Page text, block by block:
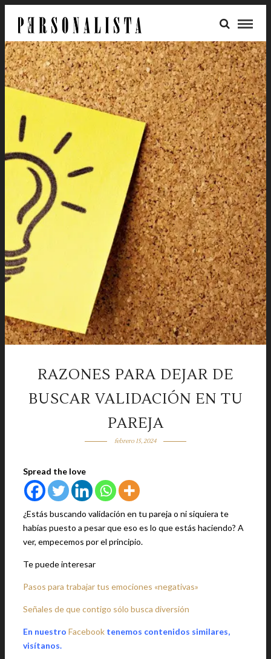
RAZONES PARA DEJAR DE
BUSCAR VALIDACIÓN EN TU
PAREJA
febrero 15, 2024
Spread the love
¿Estás buscando validación en tu pareja o ni siquiera te
habías puesto a pesar que eso es lo que estás haciendo? A
ver, empecemos por el principio.
Te puede interesar
Pasos para trabajar tus emociones «negativas»
Señales de que contigo sólo busca diversión
En nuestro Facebook tenemos contenidos similares,
visítanos.